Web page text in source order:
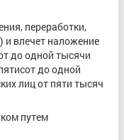
переработки,
и влечет наложение
до одной тысячи
до одной
лиц от пяти тысяч
путем